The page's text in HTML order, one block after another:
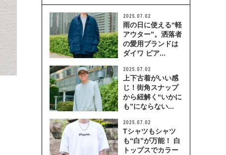
2025.07.02
雨の日に使える“軽
アウター”。洒落者
の愛用ブランドは
ダイワ ピア...
2025.07.02
上下古着がいい感
じ！街角スナップ
から紐解く“いかに
も”にならない...
2025.07.02
Tシャツもシャツ
も“白”が万能！ 白
トップスでカラー